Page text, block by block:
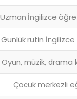
Uzman İngilizce
Günlük rutin
Oyun, müzik, drama
Çocuk merkezli